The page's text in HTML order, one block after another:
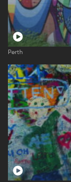
Perth